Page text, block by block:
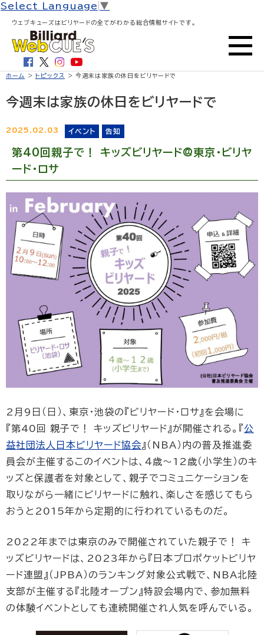
Select Language ▼
ウェブキューズはビリヤードの全てがわかる総合情報サイトです。
ホーム > トピックス > 今週末は家族の休日をビリヤードで
今週末は家族の休日をビリヤードで
2025.02.03 イベント 告知
第40回親子で！ キッズビリヤード@東京・ビリヤ
ード・ロサ
2月9日（日）、東京・池袋の『ビリヤード・ロサ』を会場に
『第40回 親子で！ キッズビリヤード』が開催される。『公
益社団法人日本ビリヤード協会』（NBA）内の普及推進委
員会が主催するこのイベントは、４歳～12歳（小学生）のキ
ッズと保護者を対象として、親子でコミュニケーションを
取りながら一緒にビリヤードに触れ、楽しさを感じてもら
おうと2015年から定期的に行われているものだ。
2022年までは東京のみで開催されていた親子で！ キ
ッズビリヤードは、2023年から『日本プロポケットビリヤ
ード連盟』（JPBA）のランキング対象公式戦で、NBA北陸
支部が主催する『北陸オープン』特設会場内で、参加無料
の体験イベントとしても連続開催され人気を呼んでいる。